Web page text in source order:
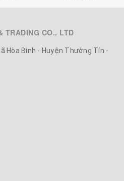
TRADING CO., LTD
Hòa Bình - Huyện Thường Tín -